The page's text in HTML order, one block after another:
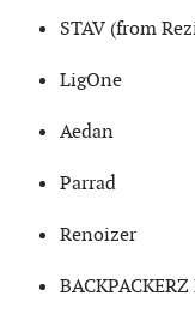
STAV (from
LigOne
Aedan
Parrad
Renoizer
BACKPACKERZ